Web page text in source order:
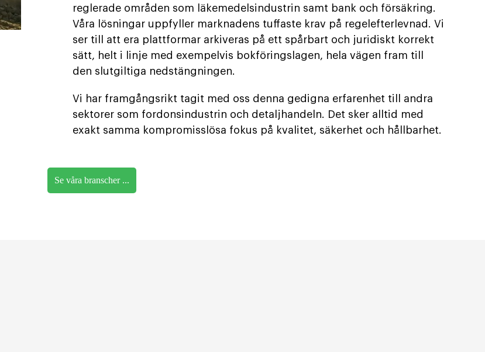
reglerade områden som läkemedelsindustrin samt bank och försäkring.
Våra lösningar uppfyller marknadens tuffaste krav på regelefterlevnad. Vi
ser till att era plattformar arkiveras på ett spårbart och juridiskt korrekt
sätt, helt i linje med exempelvis bokföringslagen, hela vägen fram till
den slutgiltiga nedstängningen.
Vi har framgångsrikt tagit med oss denna gedigna erfarenhet till andra
sektorer som fordonsindustrin och detaljhandeln. Det sker alltid med
exakt samma kompromisslösa fokus på kvalitet, säkerhet och hållbarhet.
Se våra branscher ...